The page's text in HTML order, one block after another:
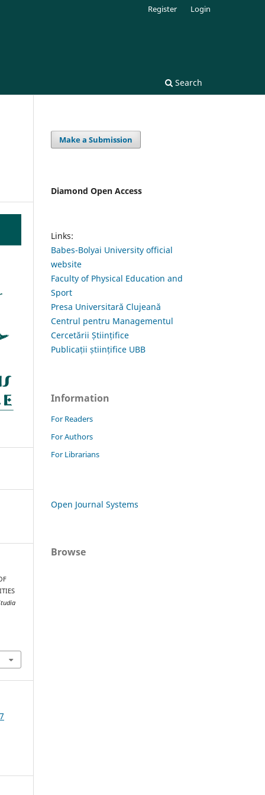
Search
Register Login
Make a Submission
Diamond Open Access
Links:
Babes-Bolyai University official
website
Faculty of Physical Education and
Sport
Presa Universitară Clujeană
Centrul pentru Managementul
Cercetării Științifice
Publicații științifice UBB
Information
For Readers
For Authors
For Librarians
Open Journal Systems
Browse